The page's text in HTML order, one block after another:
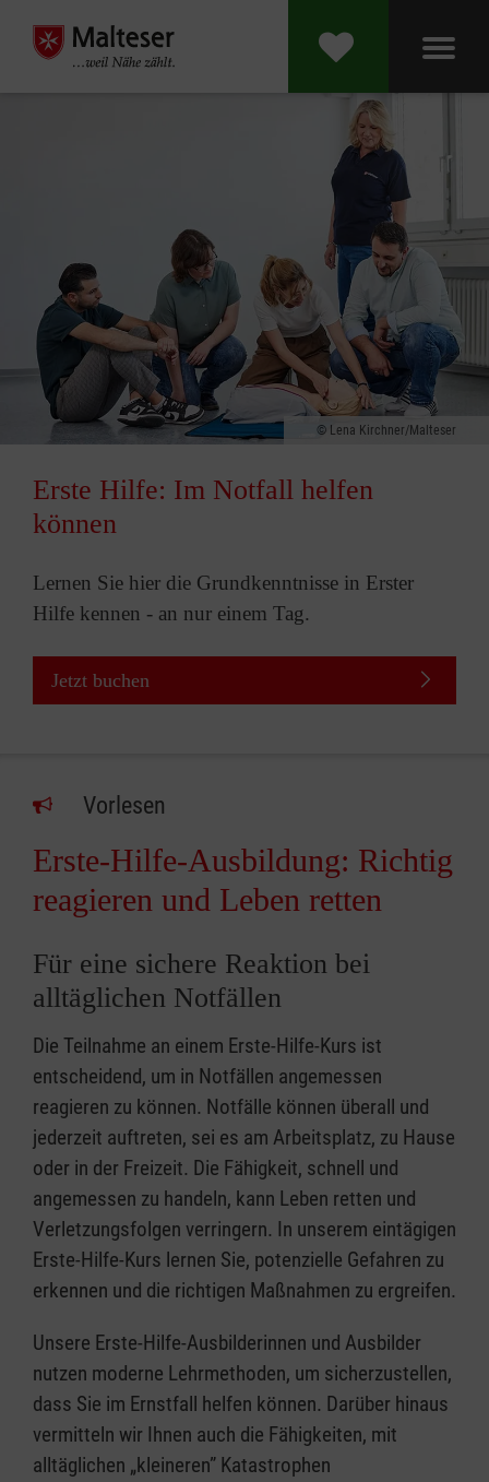
Lena Kirchner/Malteser
Erste Hilfe: Im Notfall helfen
können
Lernen Sie hier die Grundkenntnisse in Erster
Hilfe kennen - an nur einem Tag.
Jetzt buchen
Vorlesen
Erste-Hilfe-Ausbildung: Richtig
reagieren und Leben retten
Für eine sichere Reaktion bei
alltäglichen Notfällen
Die Teilnahme an einem Erste-Hilfe-Kurs ist
entscheidend, um in Notfällen angemessen
reagieren zu können. Notfälle können überall und
jederzeit auftreten, sei es am Arbeitsplatz, zu Hause
oder in der Freizeit. Die Fähigkeit, schnell und
angemessen zu handeln, kann Leben retten und
Verletzungsfolgen verringern. In unserem eintägigen
Erste-Hilfe-Kurs lernen Sie, potenzielle Gefahren zu
erkennen und die richtigen Maßnahmen zu ergreifen.
Unsere Erste-Hilfe-Ausbilderinnen und Ausbilder
nutzen moderne Lehrmethoden, um sicherzustellen,
dass Sie im Ernstfall helfen können. Darüber hinaus
vermitteln wir Ihnen auch die Fähigkeiten, mit
alltäglichen „kleineren” Katastrophen